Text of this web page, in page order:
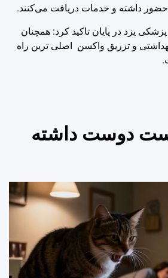
داشته و خدمات دریافت می‌کنند.
یزد در پایان تاکید کرد: همچنان
و تزریق واکسن اصلی ترین راه
دوست داشته